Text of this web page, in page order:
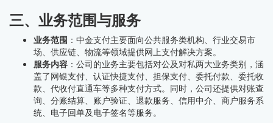
三、业务范围与服务
业务范围 ：中金支付主要面向公共服务类机构、行业交易市
场、供应链、物流等领域提供网上支付解决方案。
服务内容 ：公司的业务主要包括对公及对私两大业务类别，涵
盖了网银支付、认证快捷支付、担保支付、委托付款、委托收
款、代收付直通车等多种支付方式。同时，公司还提供对账查
询、分账结算、账户验证、退款服务、信用中介、商户服务系
统、电子回单及电子签名等服务。